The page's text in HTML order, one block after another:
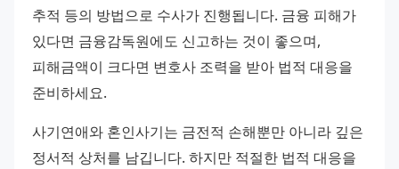
추적 등의 방법으로 수사가 진행됩니다. 금융 피해가
있다면 금융감독원에도 신고하는 것이 좋으며,
피해금액이 크다면 변호사 조력을 받아 법적 대응을
준비하세요.
사기연애와 혼인사기는 금전적 손해뿐만 아니라 깊은
정서적 상처를 남깁니다. 하지만 적절한 법적 대응을